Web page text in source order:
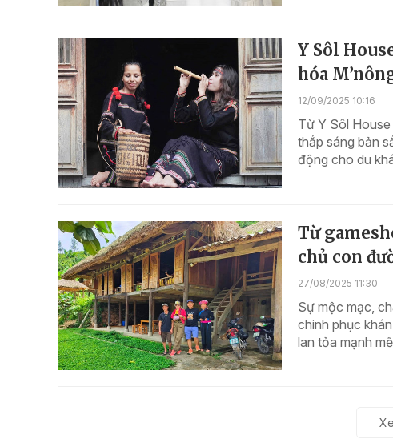
Y Sôl
hóa
12/09/2025 10:16
Từ Y Sôl
thắp sáng bản
động cho du
Từ
chủ con
27/08/2025 11:30
Sự mộc mạc,
chinh phục
lan tỏa mạnh